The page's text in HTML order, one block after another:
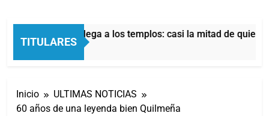
TITULARES
también llega a los templos: casi la mitad de
Inicio
ULTIMAS NOTICIAS
60 años de una leyenda bien Quilmeña